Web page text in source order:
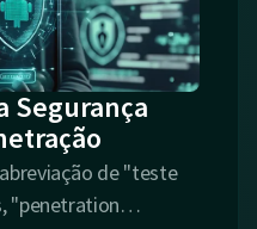
Segurança
de "teste
"penetration